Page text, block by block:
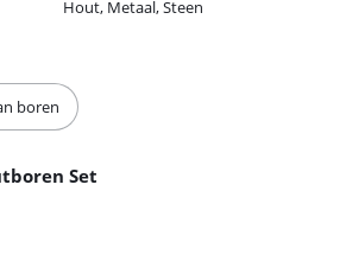
Hout, Metaal, Steen
boren
Set